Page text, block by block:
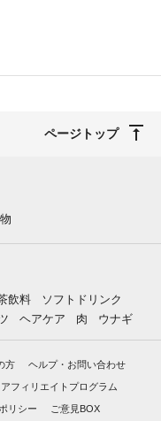
ページトップ
飲料
ソフトドリンク
ヘアケア 肉 ウナギ
方 ヘルプ・お問い合わせ
アフィリエイトプログラム
リシー ご意見BOX